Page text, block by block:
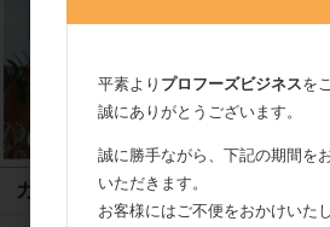
カテゴリ
平素より プロフーズビジネスを
誠にありがとうございます。
誠に勝手ながら、下記の期間を
いただきます。
お客様にはご不便をおかけいた